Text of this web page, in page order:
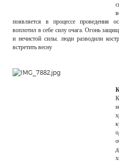
появляется в процессе проведения
воплотил в себе силу очага. Огонь
и нечистой силы, люди разводили
встретить весну